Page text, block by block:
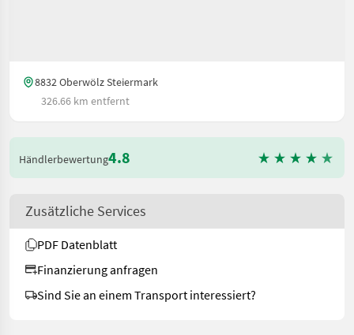
8832 Oberwölz Steiermark
326.66 km entfernt
Händlerbewertung4.8
Zusätzliche Services
PDF Datenblatt
Finanzierung anfragen
Sind Sie an einem Transport interessiert?